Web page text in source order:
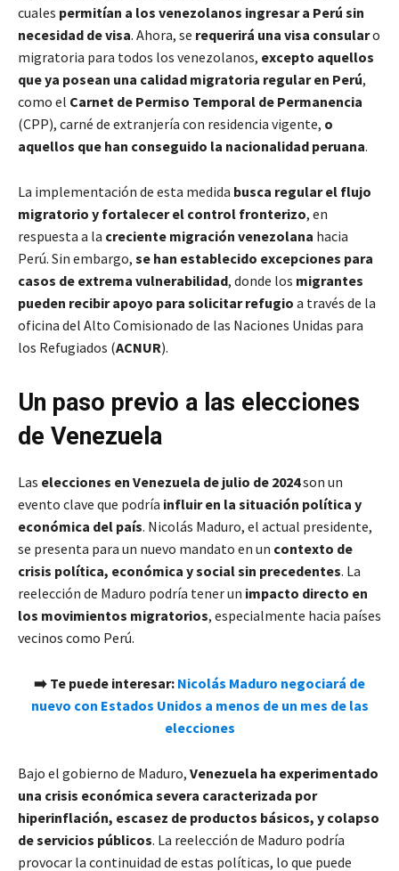
cuales permitían a los venezolanos ingresar a Perú sin
necesidad de visa. Ahora, se requerirá una visa consularo
migratoria para todos los venezolanos, excepto aquellos
que ya posean una calidad migratoria regular en Perú,
como el Carnet de Permiso Temporal de Permanencia
(CPP), carné de extranjería con residencia vigente, o
aquellos que han conseguido la nacionalidad peruana.
La implementación de esta medida busca regular el flujo
migratorio y fortalecer el control fronterizo, en
respuesta a la creciente migración venezolana hacia
Perú. Sin embargo, se han establecido excepciones para
casos de extrema vulnerabilidad, donde los migrantes
pueden recibir apoyo para solicitar refugio a través de la
oficina del Alto Comisionado de las Naciones Unidas para
los Refugiados (ACNUR)​.
Un paso previo a las elecciones
de Venezuela
Las elecciones en Venezuela de julio de 2024son un
evento clave que podría influir en la situación política y
económica del país. Nicolás Maduro, el actual presidente,
se presenta para un nuevo mandato en un contexto de
crisis política, económica y social sin precedentes. La
reelección de Maduro podría tener un impacto directo en
los movimientos migratorios, especialmente hacia países
vecinos como Perú.
➡️ Te puede interesar: Nicolás Maduro negociará de
nuevo con Estados Unidos a menos de un mes de las
elecciones
Bajo el gobierno de Maduro, Venezuela ha experimentado
una crisis económica severa caracterizada por
hiperinflación, escasez de productos básicos, y colapso
de servicios públicos. La reelección de Maduro podría
provocar la continuidad de estas políticas, lo que puede